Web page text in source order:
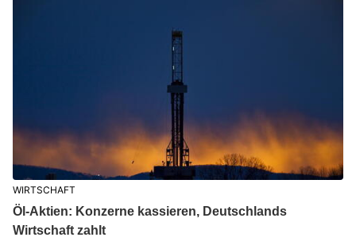
WIRTSCHAFT
Öl-Aktien: Konzerne kassieren, Deutschlands
Wirtschaft zahlt